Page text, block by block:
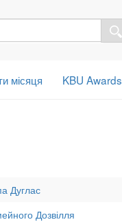
місяця KBU Awards
Дуглас
Дозвілля